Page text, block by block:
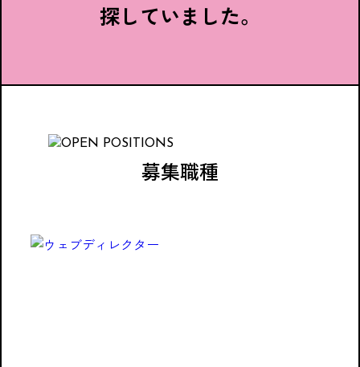
探していました。
募集職種